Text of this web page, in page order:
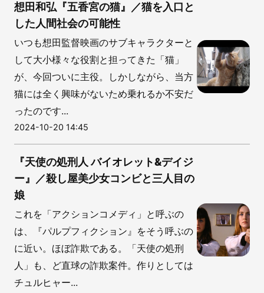
想田和弘『五香宮の猫』／猫を入口と
した人間社会の可能性
いつも想田監督映画のサブキャラクターと
して大小様々な役割と担ってきた「猫」
が、今回ついに主役。しかしながら、当方
猫には全く興味がないため乗れるか不安だ
ったのです...
2024-10-20 14:45
『天使の処刑人 バイオレット&デイジ
ー』／殺し屋美少女コンビと三人目の
娘
これを「アクションコメディ」と呼ぶの
は、『パルプフィクション』をそう呼ぶの
に近い。ほぼ詐欺である。「天使の処刑
人」も、ど直球の詐欺案件。作りとしては
チュルヒャー...